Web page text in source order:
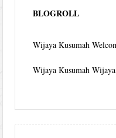
BLOGROLL
Wijaya Kusumah
Wijaya Kusumah